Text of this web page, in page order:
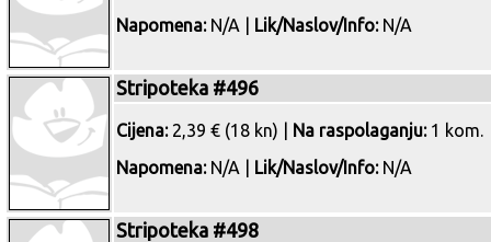
Napomena:N/A | Lik/Naslov/Info:N/A
Stripoteka #496
Cijena:2,39 € (18 kn) | Na raspolaganju:1 kom.
Napomena:N/A | Lik/Naslov/Info:N/A
Stripoteka #498